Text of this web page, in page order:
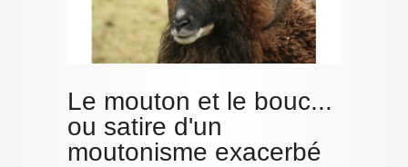
Le mouton et le bouc...
ou satire d'un
moutonisme exacerbé